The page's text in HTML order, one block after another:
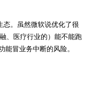
。虽然微软说优化了很
、医疗行业的）能不能跑
冒业务中断的风险。